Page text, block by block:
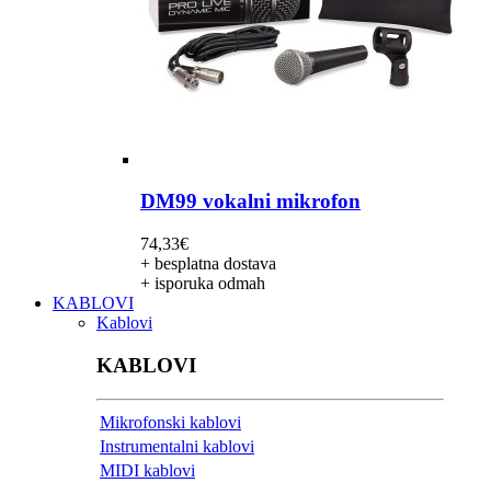
DM99 vokalni mikrofon
74,33€
+ besplatna dostava
+ isporuka odmah
KABLOVI
Kablovi
KABLOVI
Mikrofonski kablovi
Instrumentalni kablovi
MIDI kablovi